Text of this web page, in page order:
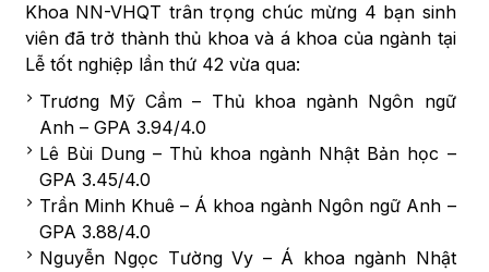
Khoa NN-VHQT trân trọng chúc mừng 4 bạn sinh
viên đã trở thành thủ khoa và á khoa của ngành tại
Lễ tốt nghiệp lần thứ 42 vừa qua:
Trương Mỹ Cầm – Thủ khoa ngành Ngôn ngữ
Anh – GPA 3.94/4.0
Lê Bùi Dung – Thủ khoa ngành Nhật Bản học –
GPA 3.45/4.0
Trần Minh Khuê – Á khoa ngành Ngôn ngữ Anh –
GPA 3.88/4.0
Nguyễn Ngọc Tường Vy – Á khoa ngành Nhật